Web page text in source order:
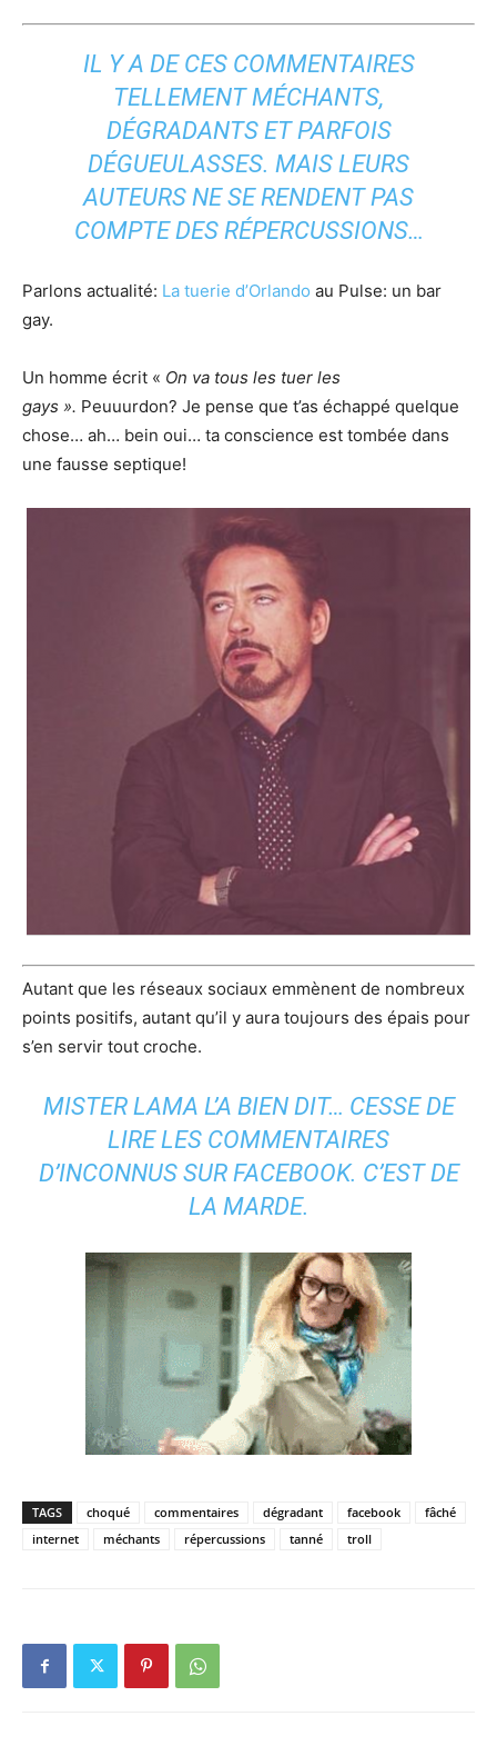
IL Y A DE CES COMMENTAIRES
TELLEMENT MÉCHANTS,
DÉGRADANTS ET PARFOIS
DÉGUEULASSES. MAIS LEURS
AUTEURS NE SE RENDENT PAS
COMPTE DES RÉPERCUSSIONS…
Parlons actualité: La tuerie d’Orlando au Pulse: un bar
gay.
Un homme écrit « On va tous les tuer les
gays ». Peuuurdon? Je pense que t’as échappé quelque
chose… ah… bein oui… ta conscience est tombée dans
une fausse septique!
Autant que les réseaux sociaux emmènent de nombreux
points positifs, autant qu’il y aura toujours des épais pour
s’en servir tout croche.
MISTER LAMA L’A BIEN DIT… CESSE DE
LIRE LES COMMENTAIRES
D’INCONNUS SUR FACEBOOK. C’EST DE
LA MARDE.
TAGS choqué commentaires dégradant facebook
fâché
internet
méchants répercussions tanné troll